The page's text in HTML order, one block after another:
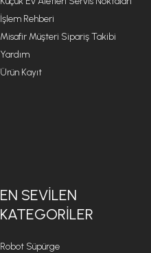
İşlem Rehberi
Misafir Müşteri Sipariş Takibi
Yardım
Ürün Kayıt
EN SEVILEN
KATEGORILER
Robot Süpürge